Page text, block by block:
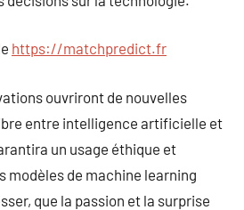
https://matchpredict.fr
ouvriront de nouvelles
entre intelligence artificielle et
un usage éthique et
modèles de machine learning
que la passion et la surprise